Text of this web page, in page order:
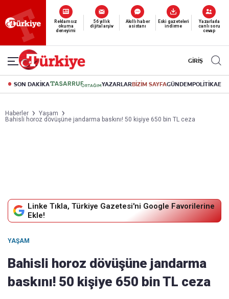
Yeni nesil dijital
abonelik 19 TL’den başlayan fiyatlarla.
GİRİŞ
SON DAKİKA YAZARLARBİZİM SAYFAGÜNDEMPOLİTİKA
Haberler
Yaşam
Bahisli horoz dövüşüne jandarma baskını! 50 kişiye 650 bin TL ceza
Linke Tıkla, Türkiye Gazetesi'ni Google Favorilerine
Ekle!
YAŞAM
Bahisli horoz dövüşüne jandarma
baskını! 50 kişiye 650 bin TL ceza